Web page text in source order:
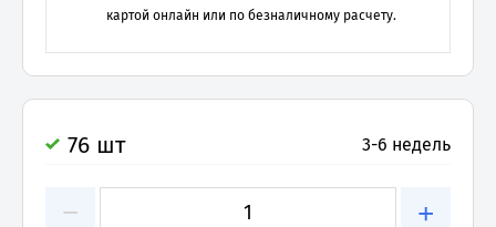
картой онлайн или по безналичному расчету.
76 шт 3-6 недель
− +